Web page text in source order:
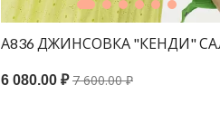
А836 ДЖИНСОВКА "КЕНДИ"
6 080.00 ₽7 600.00 ₽